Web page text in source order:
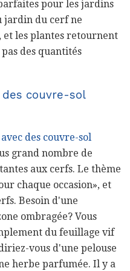
pour les jardins
jardin du cerf ne
et les plantes retournent
des quantités
couvre-sol
des couvre-sol
grand nombre de
aux cerfs. Le thème
chaque occasion», et
Besoin d'une
ombragée? Vous
du feuillage vif
vous d'une pelouse
herbe parfumée. Il y a